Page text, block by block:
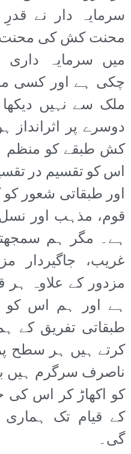
سرمایہ دار نے
محنت کش کی محنت
میں سرمایہ
چکی ہے اور کسی
ملک سے نہیں
دوسرے پر
کش طبقے کو منظم
اس کو تقسیم در
اور طبقاتی شعور
قوم، مذہب اور نسل
ہے۔ مگر ہم
غریب، جاگیردار
مزدور کے علاوہ
ہے اور ہم اس کو
طبقاتی تفریق کے
کرتے ہیں ہر سطح
ناصرف سرگرم ہیں
کو اکھاڑ کر اس کی
کے قیام تک
گی۔